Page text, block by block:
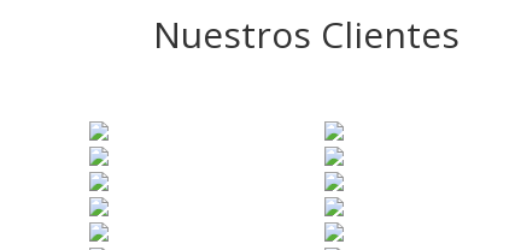
Nuestros Clientes